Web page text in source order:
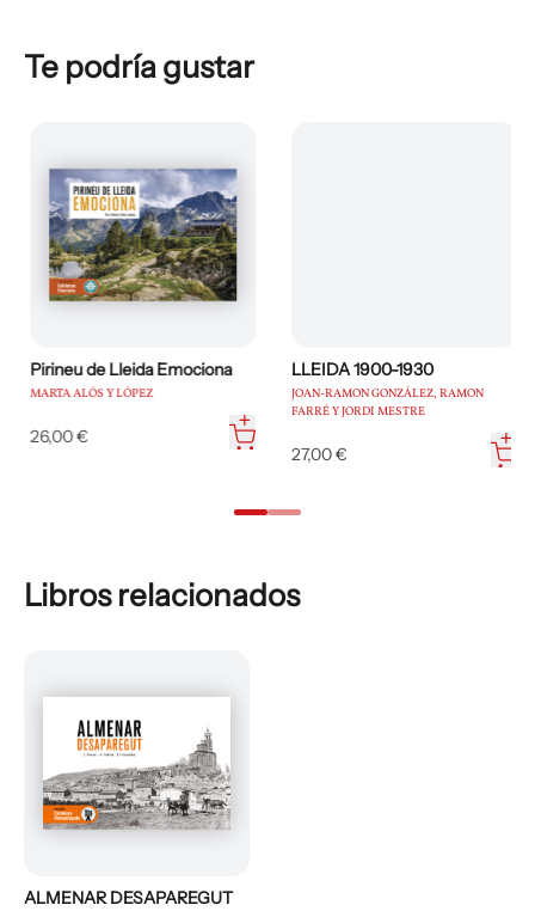
Te podría gustar
Pirineu de Lleida Emociona
MARTA ALÓS Y LÓPEZ
26,00 €
LLEIDA 1900-1930
JOAN-RAMON GONZÁLEZ, RAMON
FARRÉ Y JORDI MESTRE
27,00 €
Libros relacionados
ALMENAR DESAPAREGUT